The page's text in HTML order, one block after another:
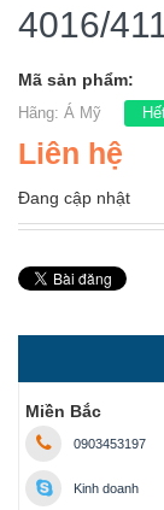
4016/
Mã sản phẩm:
Hãng: Á Mỹ
Liên hệ
Đang cập nhật
Miền Bắc
0903453197
Kinh doanh